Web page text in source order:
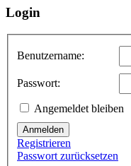
Login
Benutzername:
Passwort:
Angemeldet bleiben
Anmelden
Registrieren
Passwort zurücksetzen